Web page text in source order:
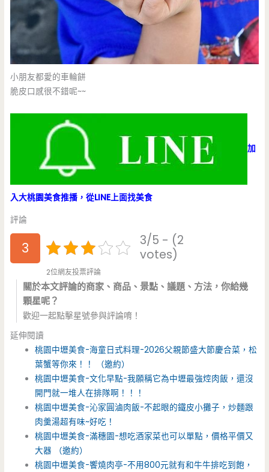
小朋友都愛的車輪餅
脆皮口感很不錯呢~~
加
入大桃園美食推播，從LINE上面找美食
評論
3
3/5 - (2
votes)
2位網友投票評論
關於本文評論的商家、商品、景點、議題、方法，你給幾
顆星呢？
歡迎一起點擊星號參與評論唷！
延伸閱讀
桃園中壢美食-海童日式料理-2026父親節盛大節慶合菜，松
葉蟹等你來！！ （邀約）
桃園中壢美食-文化早點-我願稱它為中壢最強焢肉飯，還沒
開門就一堆人在排隊啊！！！
桃園中壢美食-沁家圓滷肉飯-不起眼的鐵皮小攤子，炒麵跟
肉羹湯超有味~好吃！
桃園中壢美食-滿穗園-想吃酒家菜也可以單點，價格平價又
大器 （邀約）
桃園中壢美食-饗燒肉亭-不用800元就有和牛牛排吃到飽，